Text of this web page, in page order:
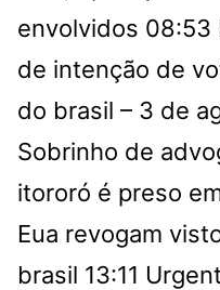
envolvidos 08:53
de intenção de
do brasil – 3 de
Sobrinho de
itororó é preso
Eua revogam
brasil 13:11